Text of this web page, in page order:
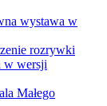
wystawa w
rozrywki
w wersji
Małego